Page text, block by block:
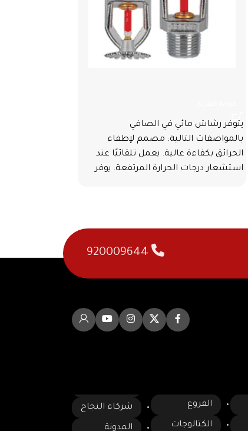
يتوفر رشاش مائي في الصافي
بالمواصفات التالية: مصمم لإطفاء
الحرائق بكفاءة عالية. يعمل تلقائيًا عند
استشعار درجات الحرارة المرتفعة. يوفر
الفروع
الكتالوجات
شركاء النجاح
المدونة